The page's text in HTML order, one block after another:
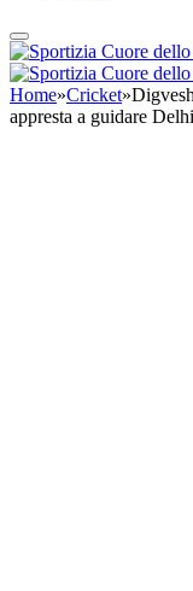
Home»Cricket»
appresta a guidare